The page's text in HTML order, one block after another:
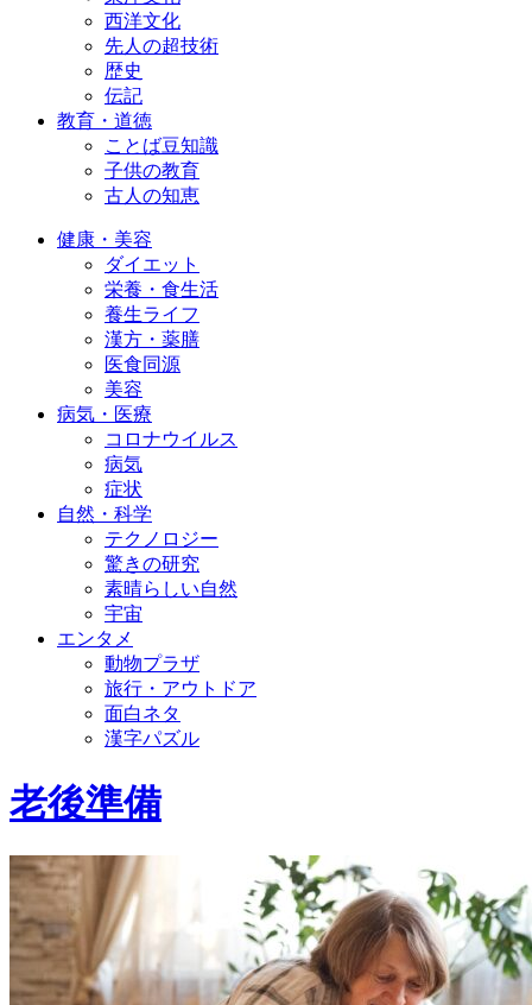
西洋文化
先人の超技術
歴史
伝記
教育・道徳
ことば豆知識
子供の教育
古人の知恵
健康・美容
ダイエット
栄養・食生活
養生ライフ
漢方・薬膳
医食同源
美容
病気・医療
コロナウイルス
病気
症状
自然・科学
テクノロジー
驚きの研究
素晴らしい自然
宇宙
エンタメ
動物プラザ
旅行・アウトドア
面白ネタ
漢字パズル
老後準備